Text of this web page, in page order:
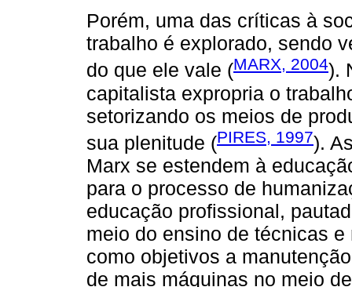
Porém, uma das críticas à
trabalho é explorado, sendo
do que ele vale (MARX, 2004).
capitalista expropria o
setorizando os meios de
sua plenitude (PIRES, 1997).
Marx se estendem à
para o processo de
educação profissional,
meio do ensino de técnicas
como objetivos a
de mais máquinas no meio